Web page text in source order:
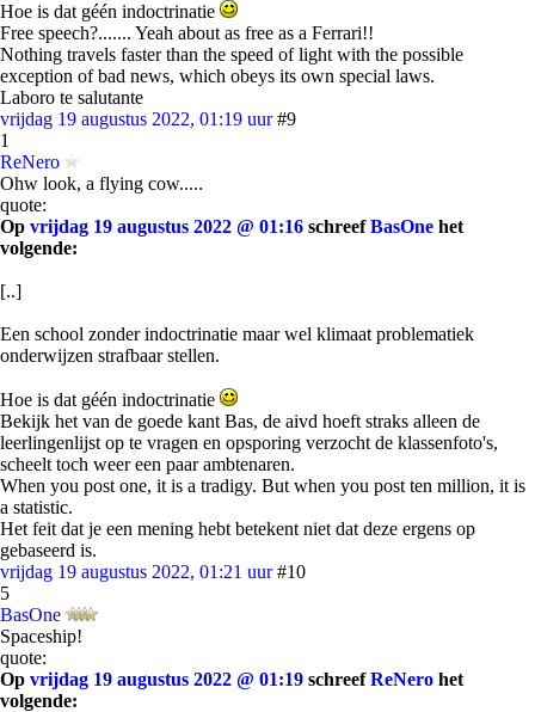
Hoe is dat géén indoctrinatie
Free speech?....... Yeah about as free as a Ferrari!!
Nothing travels faster than the speed of light with the possible
exception of bad news, which obeys its own special laws.
Laboro te salutante
vrijdag 19 augustus 2022, 01:19 uur #9
1
ReNero
Ohw look, a flying cow.....
quote:
Op vrijdag 19 augustus 2022 @ 01:16 schreefBasOne het
volgende:
[..]
Een school zonder indoctrinatie maar wel klimaat problematiek
onderwijzen strafbaar stellen.
Hoe is dat géén indoctrinatie
Bekijk het van de goede kant Bas, de aivd hoeft straks alleen de
leerlingenlijst op te vragen en opsporing verzocht de klassenfoto's,
scheelt toch weer een paar ambtenaren.
When you post one, it is a tradigy. But when you post ten million, it is
a statistic.
Het feit dat je een mening hebt betekent niet dat deze ergens op
gebaseerd is.
vrijdag 19 augustus 2022, 01:21 uur #10
5
BasOne
Spaceship!
quote:
Op vrijdag 19 augustus 2022 @ 01:19 schreefReNero het
volgende: